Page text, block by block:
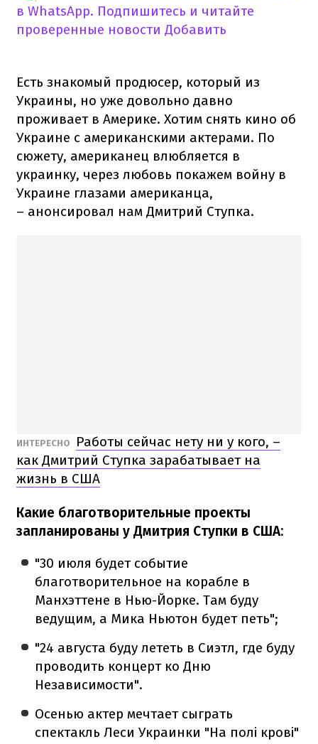
в WhatsApp. Подпишитесь и читайте
проверенные новости Добавить
Есть знакомый продюсер, который из
Украины, но уже довольно давно
проживает в Америке. Хотим снять кино об
Украине с американскими актерами. По
сюжету, американец влюбляется в
украинку, через любовь покажем войну в
Украине глазами американца,
– анонсировал нам Дмитрий Ступка.
ИНТЕРЕСНО
Работы сейчас нету ни у кого, –
как Дмитрий Ступка зарабатывает на
жизнь в США
Какие благотворительные проекты
запланированы у Дмитрия Ступки в США:
"30 июля будет событие
благотворительное на корабле в
Манхэттене в Нью-Йорке. Там буду
ведущим, а Мика Ньютон будет петь";
"24 августа буду лететь в Сиэтл, где буду
проводить концерт ко Дню
Независимости".
Осенью актер мечтает сыграть
спектакль Леси Украинки "На полі крові"